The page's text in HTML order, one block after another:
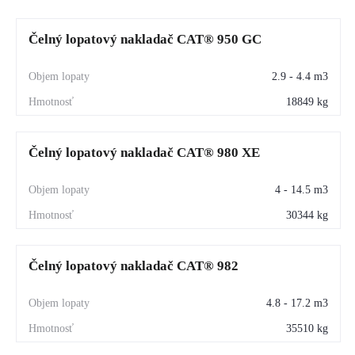
Čelný lopatový nakladač CAT® 950 GC
2.9 - 4.4 m3
18849 kg
Čelný lopatový nakladač CAT® 980 XE
4 - 14.5 m3
30344 kg
Čelný lopatový nakladač CAT® 982
4.8 - 17.2 m3
35510 kg